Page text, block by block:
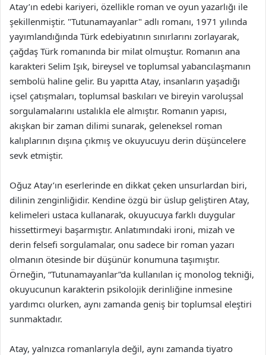
Atay’ın edebi kariyeri, özellikle roman ve oyun yazarlığı ile
şekillenmiştir. "Tutunamayanlar" adlı romanı, 1971 yılında
yayımlandığında Türk edebiyatının sınırlarını zorlayarak,
çağdaş Türk romanında bir milat olmuştur. Romanın ana
karakteri Selim Işık, bireysel ve toplumsal yabancılaşmanın
sembolü haline gelir. Bu yapıtta Atay, insanların yaşadığı
içsel çatışmaları, toplumsal baskıları ve bireyin varoluşsal
sorgulamalarını ustalıkla ele almıştır. Romanın yapısı,
akışkan bir zaman dilimi sunarak, geleneksel roman
kalıplarının dışına çıkmış ve okuyucuyu derin düşüncelere
sevk etmiştir.
Oğuz Atay’ın eserlerinde en dikkat çeken unsurlardan biri,
dilinin zenginliğidir. Kendine özgü bir üslup geliştiren Atay,
kelimeleri ustaca kullanarak, okuyucuya farklı duygular
hissettirmeyi başarmıştır. Anlatımındaki ironi, mizah ve
derin felsefi sorgulamalar, onu sadece bir roman yazarı
olmanın ötesinde bir düşünür konumuna taşımıştır.
Örneğin, “Tutunamayanlar”da kullanılan iç monolog tekniği,
okuyucunun karakterin psikolojik derinliğine inmesine
yardımcı olurken, aynı zamanda geniş bir toplumsal eleştiri
sunmaktadır.
Atay, yalnızca romanlarıyla değil, aynı zamanda tiyatro